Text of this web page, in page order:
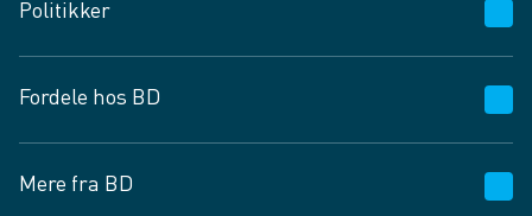
Vagttelefon 30 10 89 89
Spørgsmål og svar
Job og karriere
Fødevarekontrolrapport
Politikker
Privatlivspolitik
Cookies
Vilkår og betingelser
Fordele hos BD
BD app
Mere fra BD